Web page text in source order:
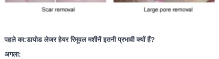
पहले का:डायोड लेजर हेयर रिमूवल मशीनें इतनी प्रभावी क्यों हैं?
अगला: